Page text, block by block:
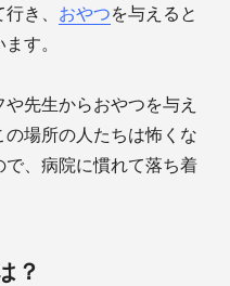
き、 おやつを与えると
す。
先生からおやつを与え
場所の人たちは怖くな
、病院に慣れて落ち着
？